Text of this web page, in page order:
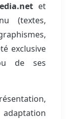
et
(textes,
exclusive
ou de ses